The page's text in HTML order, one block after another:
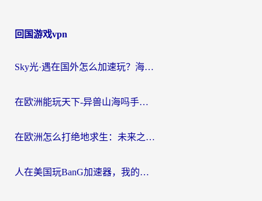
回国游戏vpn
Sky光·遇在国外怎么加速玩？海外党亲测有效的国服游戏加速指南
在欧洲能玩天下-异兽山海吗手游？海外玩家的加速器生存指南
在欧洲怎么打绝地求生：未来之役不卡？留学生亲测的加速器避坑指南
人在美国玩BanG加速器，我的延迟终于绿了